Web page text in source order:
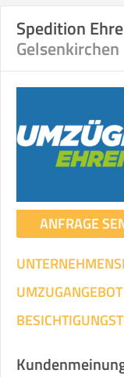
Spedition
Gelsenkirchen
ANFRAGE